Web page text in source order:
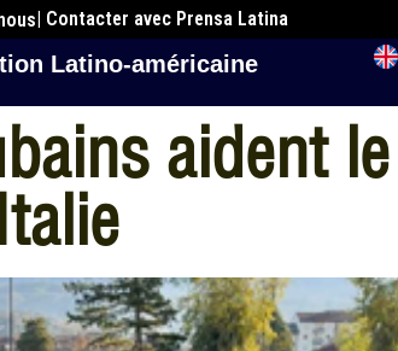
| Contacter avec Prensa Latina
Latino-américaine
aident